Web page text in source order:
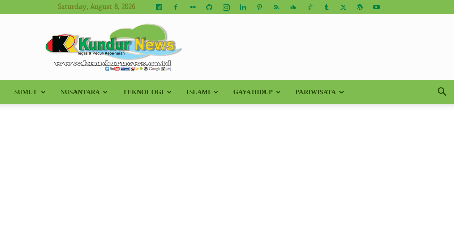
Saturday, August 8, 2026
Kundur
SUMUT NUSANTARA TEKNOLOGI ISLAMI GAYA HIDUP PARIWISATA